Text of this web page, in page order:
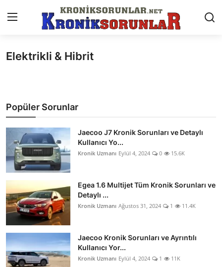
Anasayfa
İletişim
Trafik & Cezalar
Sigorta & Kasko
Vergi & ÖTV & MTV
Muayene & Ruhsat
Sorgulamalar
İkinci El & Alım-Satım
Bakım & Arıza Çözümleri
Elektrikli & Hibrit
Popüler Sorunlar
Jaecoo J7 Kronik Sorunları ve Detaylı
Kullanıcı Yo...
Kronik Uzmanı Eylül 4, 2024 0 15.6K
Egea 1.6 Multijet Tüm Kronik Sorunları ve
Detaylı ...
Kronik Uzmanı Ağustos 31, 2024 1 11.4K
Jaecoo Kronik Sorunları ve Ayrıntılı
Kullanıcı Yor...
Kronik Uzmanı Eylül 4, 2024 1 11K